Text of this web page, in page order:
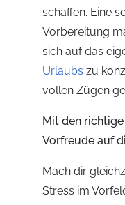
schaffen. Eine
Vorbereitung
sich auf das
Urlaubs zu
vollen Zügen
Mit den
Vorfreude auf
Mach dir
Stress im